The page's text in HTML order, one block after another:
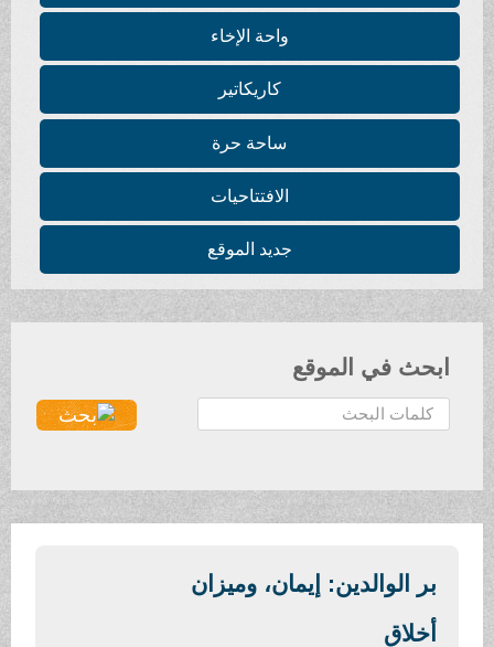
واحة الإخاء
كاريكاتير
ساحة حرة
الافتتاحيات
جديد الموقع
ابحث في الموقع
ح
ث
بر الوالدين: إيمان، وميزان
أخلاق